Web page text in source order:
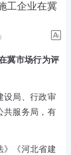
工企业在冀
冀市场行为评
设局、行政审
共服务局，有
》《河北省建